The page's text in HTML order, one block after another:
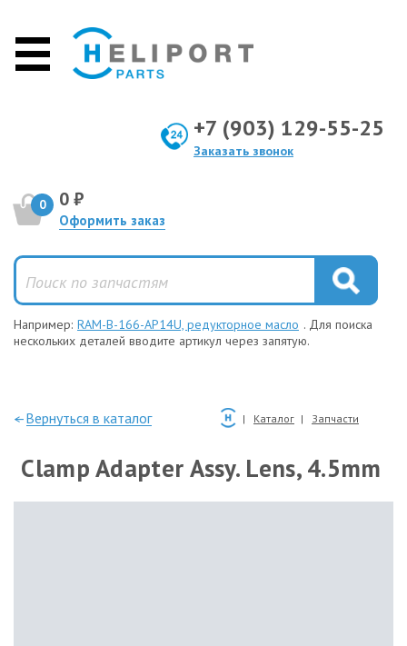
+7 (903) 129-55-25
Заказать звонок
0 0 ₽
Оформить заказ
Например: RAM-B-166-AP14U, редукторное масло . Для поиска
нескольких деталей вводите артикул через запятую.
—Вернуться в каталог Каталог Запчасти
Clamp Adapter Assy. Lens, 4.5mm